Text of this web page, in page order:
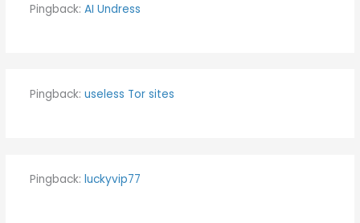
Pingback: AI Undress
Pingback: useless Tor sites
Pingback: luckyvip77